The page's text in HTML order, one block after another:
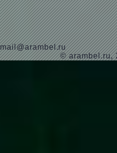
mail@arambel.ru
© arambel.ru,